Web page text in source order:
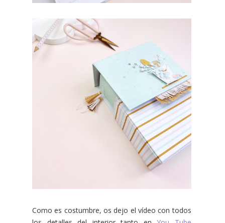
Como es costumbre, os dejo el vídeo con todos